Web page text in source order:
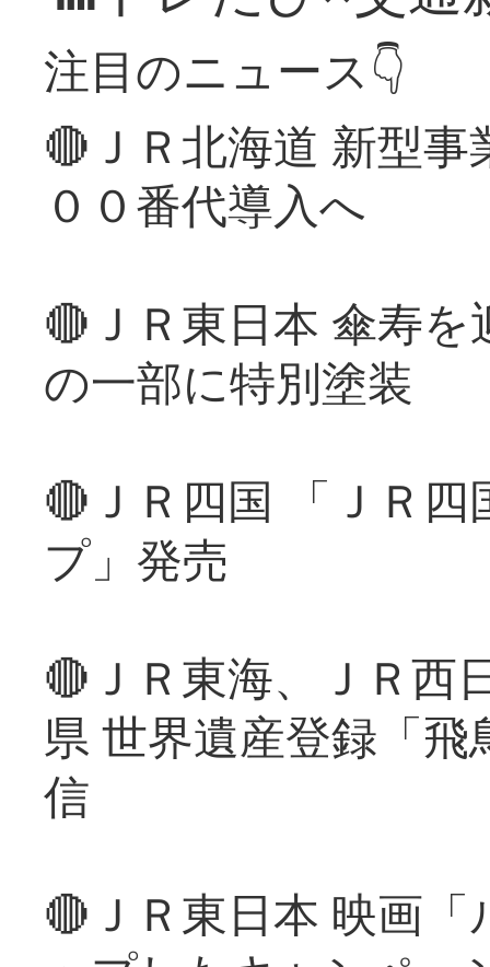
注目のニュース👇
🔴ＪＲ北海道 新型
００番代導入へ
🔴ＪＲ東日本 傘寿
の一部に特別塗装
🔴ＪＲ四国 「ＪＲ
プ」発売
🔴ＪＲ東海、ＪＲ西
県 世界遺産登録「
信
🔴ＪＲ東日本 映画